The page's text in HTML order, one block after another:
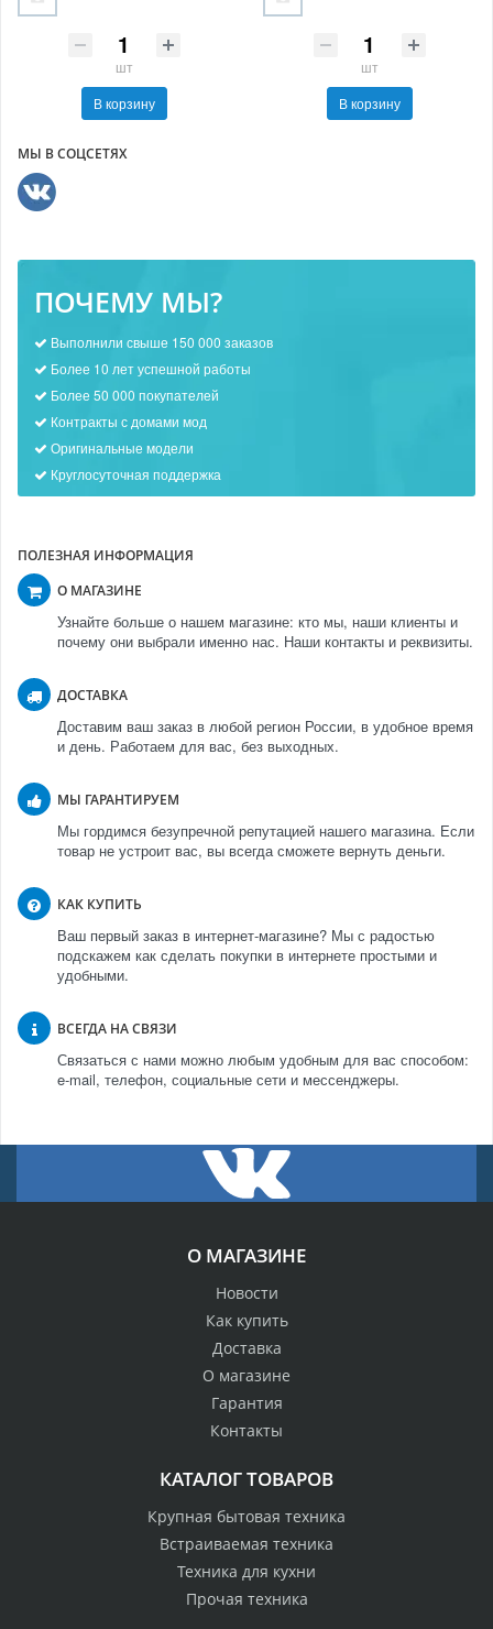
шт
В корзину
шт
В корзину
МЫ В СОЦСЕТЯХ
ПОЧЕМУ МЫ?
Выполнили свыше 150 000 заказов
Более 10 лет успешной работы
Более 50 000 покупателей
Контракты с домами мод
Оригинальные модели
Круглосуточная поддержка
ПОЛЕЗНАЯ ИНФОРМАЦИЯ
О МАГАЗИНЕ
Узнайте больше о нашем магазине: кто мы, наши клиенты и
почему они выбрали именно нас. Наши контакты и реквизиты.
ДОСТАВКА
Доставим ваш заказ в любой регион России, в удобное время
и день. Работаем для вас, без выходных.
МЫ ГАРАНТИРУЕМ
Мы гордимся безупречной репутацией нашего магазина. Если
товар не устроит вас, вы всегда сможете вернуть деньги.
КАК КУПИТЬ
Ваш первый заказ в интернет-магазине? Мы с радостью
подскажем как сделать покупки в интернете простыми и
удобными.
ВСЕГДА НА СВЯЗИ
Связаться с нами можно любым удобным для вас способом:
e-mail, телефон, социальные сети и мессенджеры.
О МАГАЗИНЕ
Новости
Как купить
Доставка
О магазине
Гарантия
Контакты
КАТАЛОГ ТОВАРОВ
Крупная бытовая техника
Встраиваемая техника
Техника для кухни
Прочая техника